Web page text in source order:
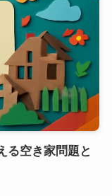
る空き家問題と